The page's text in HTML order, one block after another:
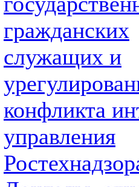
гражданских
служащих и
конфликта
управления